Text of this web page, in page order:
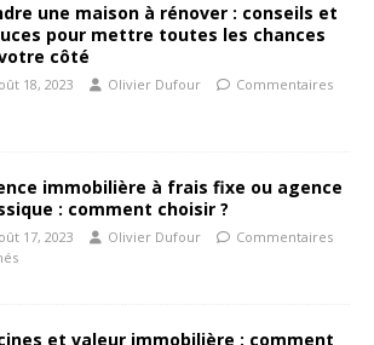
une maison à rénover : conseils et
pour mettre toutes les chances
côté
18, 2023 Olivier Dufour
Commentaires
immobilière à frais fixe ou agence
: comment choisir ?
17, 2023 Olivier Dufour
Commentaires
et valeur immobilière : comment